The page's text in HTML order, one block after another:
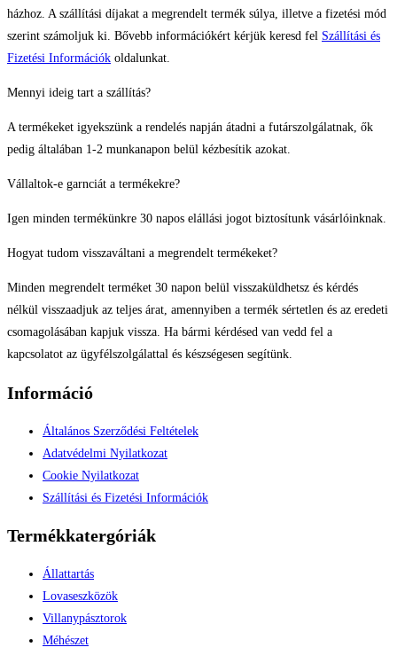
házhoz. A szállítási díjakat a megrendelt termék súlya, illetve a fizetési mód
szerint számoljuk ki. Bővebb információkért kérjük keresd fel Szállítási és
Fizetési Információk oldalunkat.
Mennyi ideig tart a szállítás?
A termékeket igyekszünk a rendelés napján átadni a futárszolgálatnak, ők
pedig általában 1-2 munkanapon belül kézbesítik azokat.
Vállaltok-e garnciát a termékekre?
Igen minden termékünkre 30 napos elállási jogot biztosítunk vásárlóinknak.
Hogyat tudom visszaváltani a megrendelt termékeket?
Minden megrendelt terméket 30 napon belül visszaküldhetsz és kérdés
nélkül visszaadjuk az teljes árat, amennyiben a termék sértetlen és az eredeti
csomagolásában kapjuk vissza. Ha bármi kérdésed van vedd fel a
kapcsolatot az ügyfélszolgálattal és készségesen segítünk.
Információ
Általános Szerződési Feltételek
Adatvédelmi Nyilatkozat
Cookie Nyilatkozat
Szállítási és Fizetési Információk
Termékkatergóriák
Állattartás
Lovaseszközök
Villanypásztorok
Méhészet